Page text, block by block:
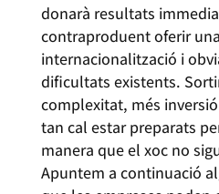
donarà resultats
contraproduent oferir
internacionalització i
dificultats existents.
complexitat, més
tan cal estar preparats
manera que el xoc no
Apuntem a continuació